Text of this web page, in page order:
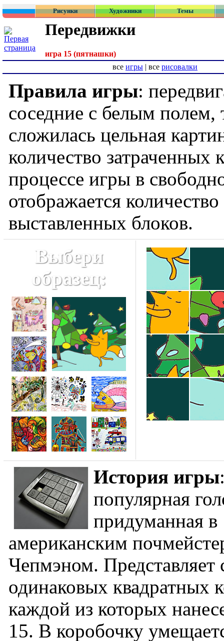
Рисунки Художники Темы
Передвижки
игра 15 (пятнашки)
все игры | все рисовалки
Правила игры:
соседние с белым полем,
сложилась цельная
количество затраченных
процессе игры в
отображается
выставленных блоков.
Выбери
образец:
История игры
популярная
придуманная в
американским
Чепмэном. Представляет
одинаковых квадратных
каждой из которых
15. В коробочку